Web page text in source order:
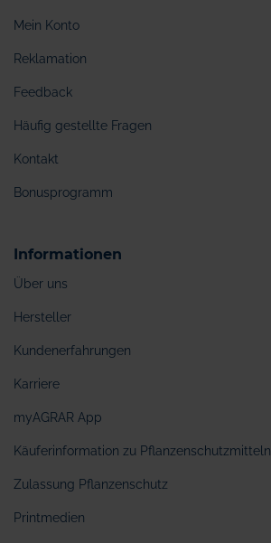
Mein Konto
Reklamation
Feedback
Häufig gestellte Fragen
Kontakt
Bonusprogramm
Informationen
Über uns
Hersteller
Kundenerfahrungen
Karriere
myAGRAR App
Käuferinformation zu Pflanzenschutzmitteln
Zulassung Pflanzenschutz
Printmedien